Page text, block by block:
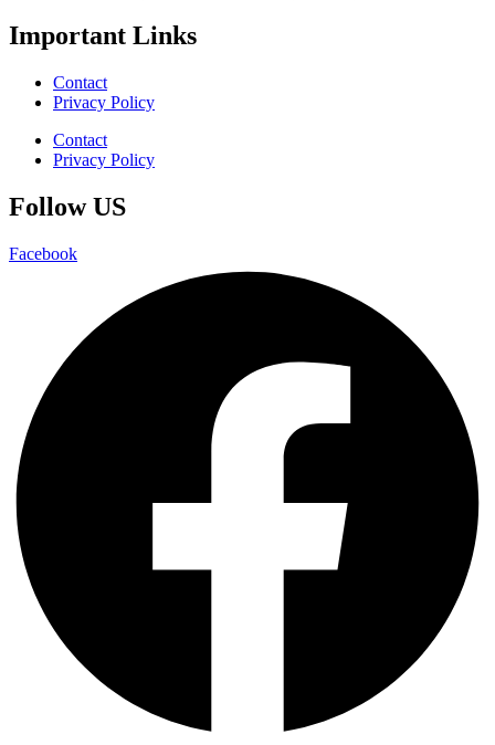
Important Links
Contact
Privacy Policy
Contact
Privacy Policy
Follow US
Facebook